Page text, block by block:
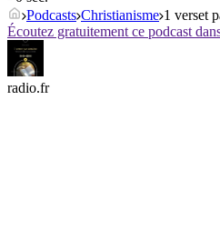
Podcasts Christianisme 1 verset
Écoutez gratuitement ce podcast
radio.fr